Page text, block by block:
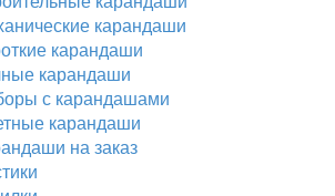
карандаши
карандаши
карандаши
с карандашами
карандаши
на заказ